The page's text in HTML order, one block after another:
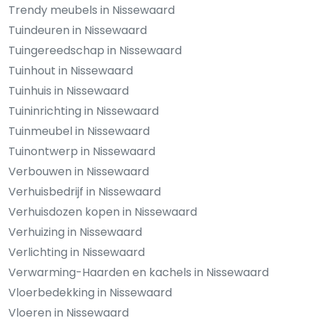
Trendy meubels in Nissewaard
Tuindeuren in Nissewaard
Tuingereedschap in Nissewaard
Tuinhout in Nissewaard
Tuinhuis in Nissewaard
Tuininrichting in Nissewaard
Tuinmeubel in Nissewaard
Tuinontwerp in Nissewaard
Verbouwen in Nissewaard
Verhuisbedrijf in Nissewaard
Verhuisdozen kopen in Nissewaard
Verhuizing in Nissewaard
Verlichting in Nissewaard
Verwarming-Haarden en kachels in Nissewaard
Vloerbedekking in Nissewaard
Vloeren in Nissewaard